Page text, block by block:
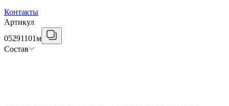
Контакты
Артикул
05291101м
Состав